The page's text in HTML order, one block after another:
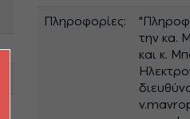
Πληροφορίες:
την κα.
και κ.